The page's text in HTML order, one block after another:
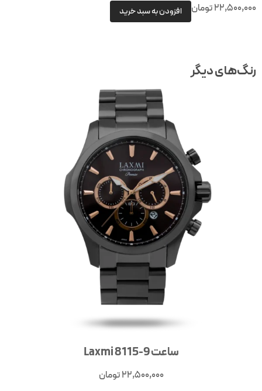
تومان افزودن به سبد خرید
دیگر
ساعت Laxmi 8115-9
22,500,000تومان